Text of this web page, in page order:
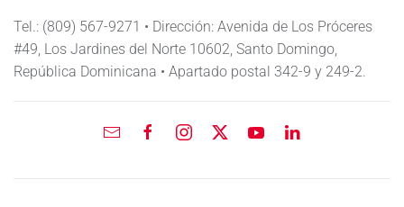
Tel.: (809) 567-9271 • Dirección: Avenida de Los Próceres
#49, Los Jardines del Norte 10602, Santo Domingo,
República Dominicana • Apartado postal 342-9 y 249-2.